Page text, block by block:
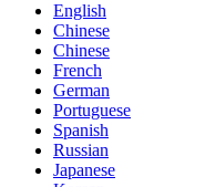
English
Chinese
Chinese
French
German
Portuguese
Spanish
Russian
Japanese